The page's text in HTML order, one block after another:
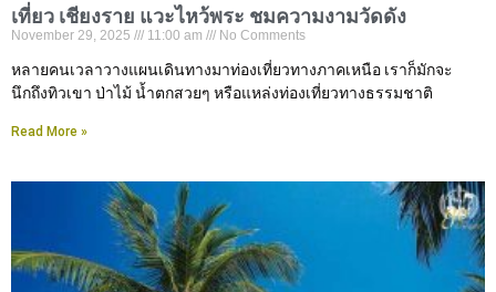
เที่ยว เชียงราย แวะไหว้พระ ชมความงามวัดดัง
November 29, 2025 11:00 am No Comments
หลายคนเวลาวางแผนเดินทางมาท่องเที่ยวทางภาคเหนือ เราก็มักจะ
นึกถึงทิวเขา ป่าไม้ น้ำตกสวยๆ หรือแหล่งท่องเที่ยวทางธรรมชาติ
Read More »